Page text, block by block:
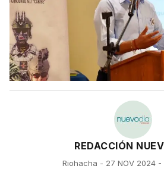
REDACCIÓN
Riohacha - 27 NOV 2024 -